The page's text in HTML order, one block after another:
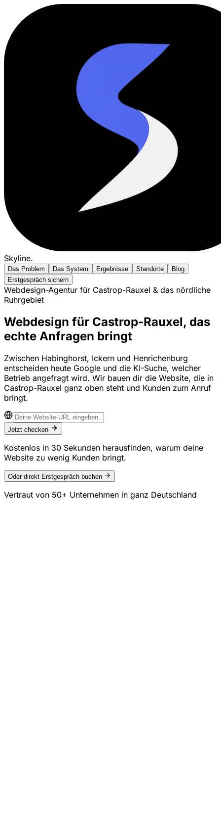
Skyline.
Das Problem Das System Ergebnisse Standorte
Blog
Erstgespräch sichern
Webdesign-Agentur für Castrop-Rauxel & das nördliche
Ruhrgebiet
Webdesign für Castrop-Rauxel, das
echte Anfragen bringt
Zwischen Habinghorst, Ickern und Henrichenburg
entscheiden heute Google und die KI-Suche, welcher
Betrieb angefragt wird. Wir bauen dir die Website, die in
Castrop-Rauxel ganz oben steht und Kunden zum Anruf
bringt.
Jetzt checken
Kostenlos in 30 Sekunden herausfinden, warum deine
Website zu wenig Kunden bringt.
Oder direkt Erstgespräch buchen
Vertraut von 50+ Unternehmen in ganz Deutschland